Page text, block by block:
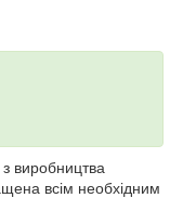
виробництва
всім необхідним